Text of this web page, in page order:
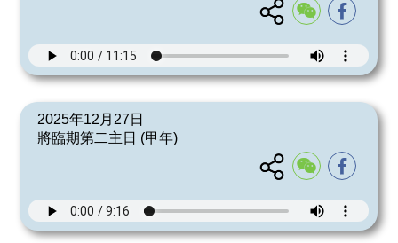
2025年12月27日
將臨期第二主日 (甲年)